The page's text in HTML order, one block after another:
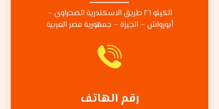
الكيلو ٢٦ طريق الاسكندرية الصحراوى –
أبورواش – الجيزة – جمهورية مصر العربية
رقم الهاتف